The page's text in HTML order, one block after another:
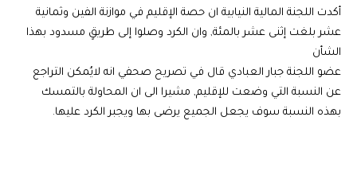
أكدت اللجنة المالية النيابية ان حصة الإقليم في موازنة الفين وثمانية
عشر بلغت إثنى عشر بالمئة, وان الكرد وصلوا إلى طريقٍ مسدود بهذا
الشأن
عضو اللجنة جبار العبادي قال في تصريح صحفي انه لايُمكن التراجع
عن النسبة التي وضعت للإقليم, مشيرا الى ان المحاولة بالتمسك
بهذه النسبة سوف يجعل الجميع يرضى بها ويجبر الكرد عليها.